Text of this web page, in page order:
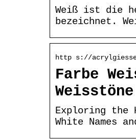
Weiß ist die
bezeichnet.
http s://
Farbe
Weisstöne
Exploring the
White Names